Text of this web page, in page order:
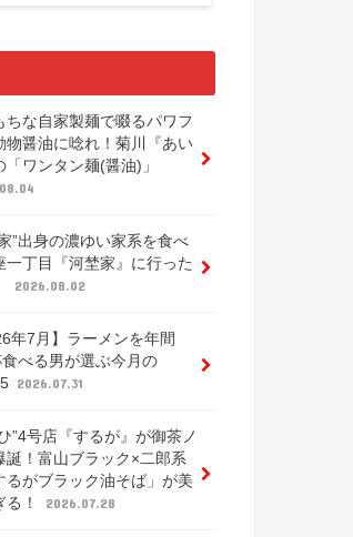
ちな自家製麺で啜るパワフ
物醤油に唸れ！菊川『あい
「ワンタン麺(醤油)」
”出身の濃ゆい家系を食べ
一丁目『河埜家』に行った
2026.08.02
年7月】ラーメンを年間
べる男が選ぶ今月の
2026.07.31
”4号店『するが』が御茶ノ
誕！富山ブラック×二郎系
るがブラック油そば」が美
る！
2026.07.28